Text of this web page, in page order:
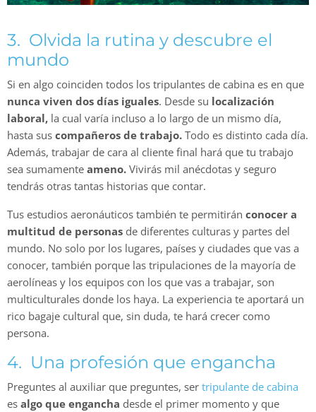
3. Olvida la rutina y descubre el
mundo
Si en algo coinciden todos los tripulantes de cabina es en que
nunca viven dos días iguales. Desde su localización
laboral, la cual varía incluso a lo largo de un mismo día,
hasta sus compañeros de trabajo. Todo es distinto cada día.
Además, trabajar de cara al cliente final hará que tu trabajo
sea sumamente ameno. Vivirás mil anécdotas y seguro
tendrás otras tantas historias que contar.
Tus estudios aeronáuticos también te permitirán conocer a
multitud de personas de diferentes culturas y partes del
mundo. No solo por los lugares, países y ciudades que vas a
conocer, también porque las tripulaciones de la mayoría de
aerolíneas y los equipos con los que vas a trabajar, son
multiculturales donde los haya. La experiencia te aportará un
rico bagaje cultural que, sin duda, te hará crecer como
persona.
4. Una profesión que engancha
Preguntes al auxiliar que preguntes, ser tripulante de cabina
es algo que engancha desde el primer momento y que